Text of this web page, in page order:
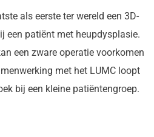
als eerste ter wereld een 3D-
een patiënt met heupdysplasie.
een zware operatie voorkomen
met het LUMC loopt
bij een kleine patiëntengroep.